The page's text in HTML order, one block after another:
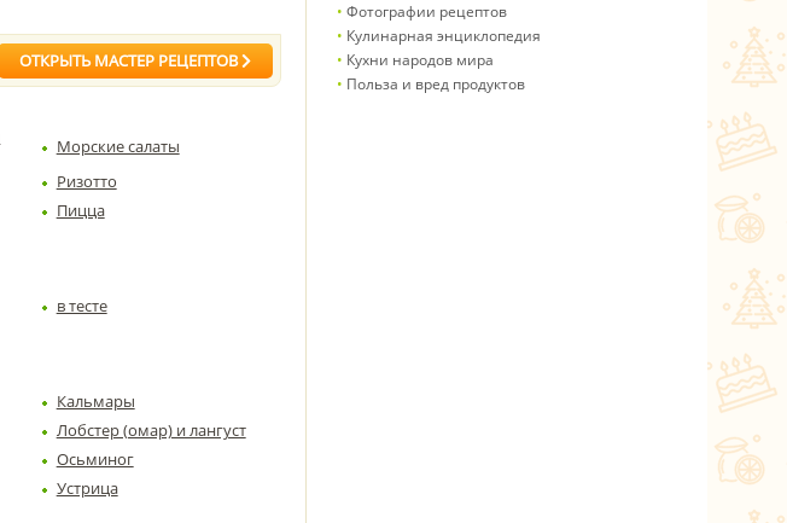
ОТКРЫТЬ МАСТЕР РЕЦЕПТОВ
Морские салаты
Ризотто
Пицца
в тесте
Кальмары
Лобстер (омар) и лангуст
Осьминог
Устрица
Фотографии рецептов
Кулинарная энциклопедия
Кухни народов мира
Польза и вред продуктов